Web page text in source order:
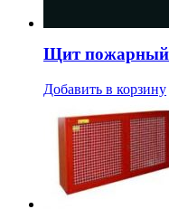
Щит
Добавить в корзину